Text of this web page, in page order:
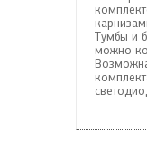
Тумбы и
можно